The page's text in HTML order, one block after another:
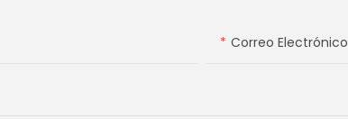
Correo Electrónico